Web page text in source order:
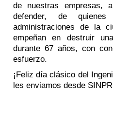
de nuestras empresas,
defender, de
administraciones de la
empeñan en destruir
durante 67 años, con
esfuerzo.
¡Feliz día clásico del
les enviamos desde